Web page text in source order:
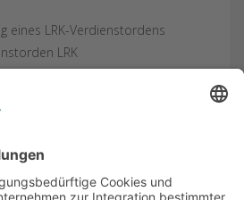
eines LRK-Verdienstordens
LRK
auf der BDK-Seite >Link zum BDK